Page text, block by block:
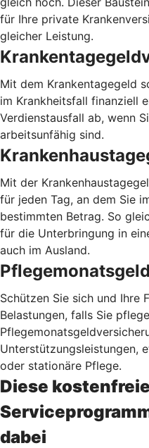
für Ihre private
gleicher Leistung.
Mit dem Krankentagegeld
im Krankheitsfall finanziell
Verdienstausfall ab, wenn
arbeitsunfähig sind.
Mit der
für jeden Tag, an dem Sie
bestimmten Betrag. So
für die Unterbringung in
auch im Ausland.
Schützen Sie sich und Ihre
Belastungen, falls Sie
Unterstützungsleistungen,
oder stationäre Pflege.
Diese
dabei